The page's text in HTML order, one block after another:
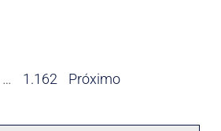
… 1.162 Próximo